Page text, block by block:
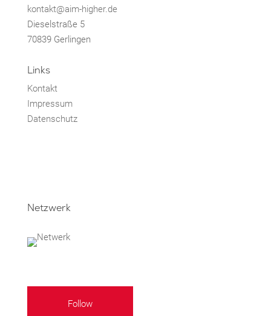
kontakt@aim-higher.de
Dieselstraße 5
70839 Gerlingen
Links
Kontakt
Impressum
Datenschutz
Netzwerk
Follow